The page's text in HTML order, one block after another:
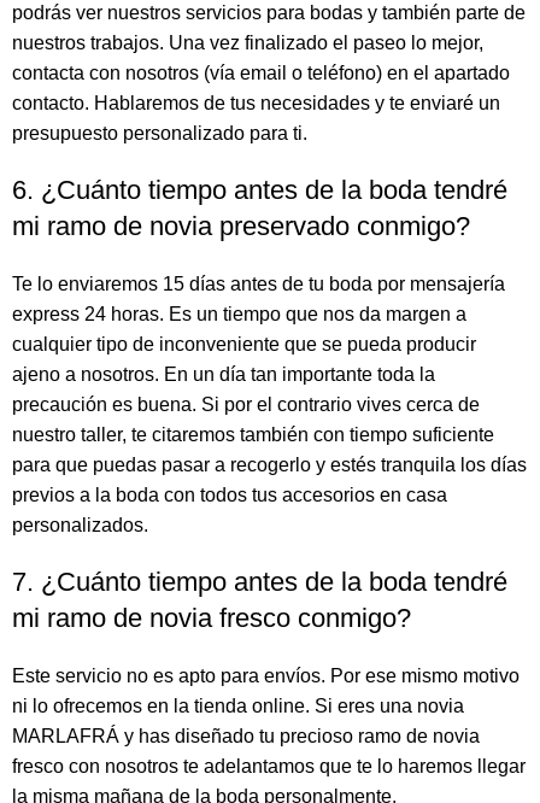
podrás ver nuestros servicios para bodas y también parte de
nuestros trabajos. Una vez finalizado el paseo lo mejor,
contacta con nosotros (vía email o teléfono) en el apartado
contacto. Hablaremos de tus necesidades y te enviaré un
presupuesto personalizado para ti.
6. ¿Cuánto tiempo antes de la boda tendré
mi ramo de novia preservado conmigo?
Te lo enviaremos 15 días antes de tu boda por mensajería
express 24 horas. Es un tiempo que nos da margen a
cualquier tipo de inconveniente que se pueda producir
ajeno a nosotros. En un día tan importante toda la
precaución es buena. Si por el contrario vives cerca de
nuestro taller, te citaremos también con tiempo suficiente
para que puedas pasar a recogerlo y estés tranquila los días
previos a la boda con todos tus accesorios en casa
personalizados.
7. ¿Cuánto tiempo antes de la boda tendré
mi ramo de novia fresco conmigo?
Este servicio no es apto para envíos. Por ese mismo motivo
ni lo ofrecemos en la tienda online. Si eres una novia
MARLAFRÁ y has diseñado tu precioso ramo de novia
fresco con nosotros te adelantamos que te lo haremos llegar
la misma mañana de la boda personalmente.